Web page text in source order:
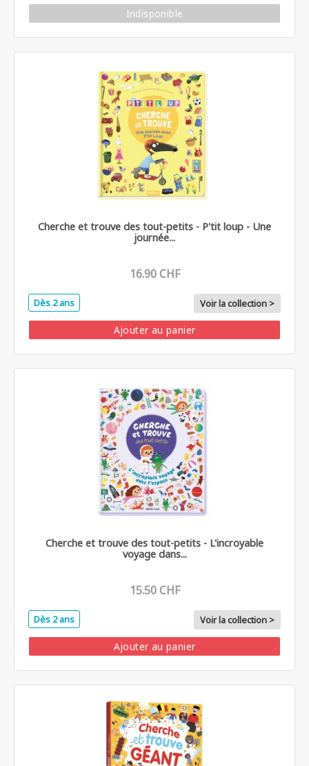
Indisponible
Cherche et trouve des tout-petits - P'tit loup - Une
journée...
16.90 CHF
Dès 2 ans Voir la collection >
Ajouter au panier
Cherche et trouve des tout-petits - L'incroyable
voyage dans...
15.50 CHF
Dès 2 ans Voir la collection >
Ajouter au panier